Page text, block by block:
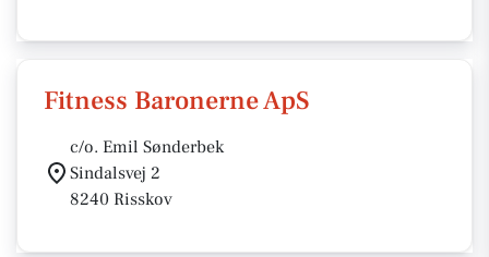
Fitness Baronerne ApS
c/o. Emil Sønderbek
Sindalsvej 2
8240 Risskov